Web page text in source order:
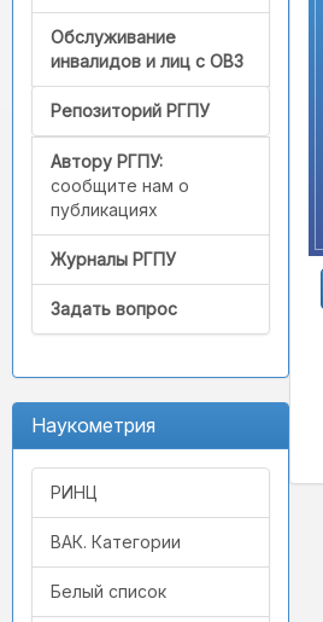
Обслуживание
инвалидов и лиц с ОВЗ
Репозиторий РГПУ
Автору РГПУ:
сообщите нам о
публикациях
Журналы РГПУ
Задать вопрос
Наукометрия
РИНЦ
ВАК. Категории
Белый список